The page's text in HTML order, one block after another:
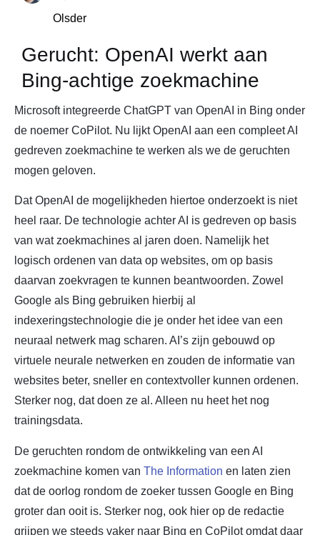
Olsder
Gerucht: OpenAI werkt aan
Bing-achtige zoekmachine
Microsoft integreerde ChatGPT van OpenAI in Bing onder
de noemer CoPilot. Nu lijkt OpenAI aan een compleet AI
gedreven zoekmachine te werken als we de geruchten
mogen geloven.
Dat OpenAI de mogelijkheden hiertoe onderzoekt is niet
heel raar. De technologie achter AI is gedreven op basis
van wat zoekmachines al jaren doen. Namelijk het
logisch ordenen van data op websites, om op basis
daarvan zoekvragen te kunnen beantwoorden. Zowel
Google als Bing gebruiken hierbij al
indexeringstechnologie die je onder het idee van een
neuraal netwerk mag scharen. AI’s zijn gebouwd op
virtuele neurale netwerken en zouden de informatie van
websites beter, sneller en contextvoller kunnen ordenen.
Sterker nog, dat doen ze al. Alleen nu heet het nog
trainingsdata.
De geruchten rondom de ontwikkeling van een AI
zoekmachine komen van The Information en laten zien
dat de oorlog rondom de zoeker tussen Google en Bing
groter dan ooit is. Sterker nog, ook hier op de redactie
grijpen we steeds vaker naar Bing en CoPilot omdat daar